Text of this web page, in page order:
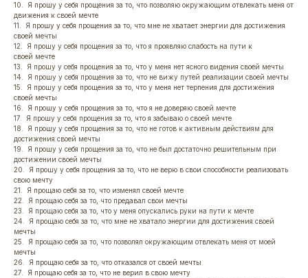
10. Я прошу у себя прощения за то, что позволяю окружающим отвлекать меня от
движения к своей мечте
11. Я прошу у себя прощения за то, что мне не хватает энергии для достижения
своей мечты
12. Я прошу у себя прощения за то, что я проявляю слабость на пути к
своей мечте
13. Я прошу у себя прощения за то, что у меня нет ясного видения своей мечты
14. Я прошу у себя прощения за то, что не вижу путей реализации своей мечты
15. Я прошу у себя прощения за то, что у меня нет терпения для достижения
своей мечты
16. Я прошу у себя прощения за то, что я не доверяю своей мечте
17. Я прошу у себя прощения за то, что я забываю о своей мечте
18. Я прошу у себя прощения за то, что не готов к активным действиям для
достижения своей мечты
19. Я прошу у себя прощения за то, что не был достаточно решительным при
достижении своей мечты
20. Я прошу у себя прощения за то, что не верю в свои способности реализовать
свою мечту
21. Я прощаю себя за то, что изменял своей мечте
22. Я прощаю себя за то, что предавал свои мечты
23. Я прощаю себя за то, что у меня опускались руки на пути к мечте
24. Я прощаю себя за то, что мне не хватало энергии для достижения своей
мечты
25. Я прощаю себя за то, что позволял окружающим отвлекать меня от моей
мечты
26. Я прощаю себя за то, что отказался от своей мечты
27. Я прощаю себя за то, что не верил в свою мечту